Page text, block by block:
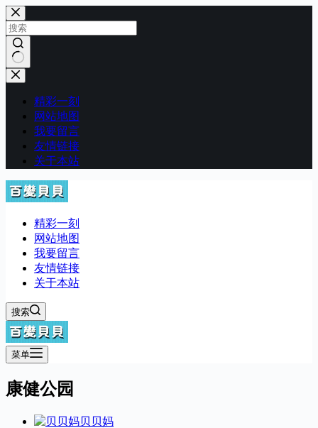
跳
至
内
容
无
精彩一刻
网站地图
我要留言
友情链接
关于本站
精彩一刻
网站地图
我要留言
友情链接
关于本站
搜索
菜单
康健公园
贝贝妈